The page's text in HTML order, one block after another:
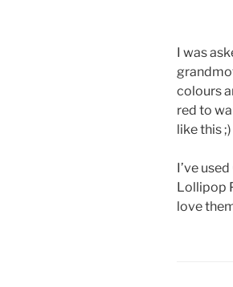
I was
colours
red to
like this ;)
I’ve
Lollipop
love